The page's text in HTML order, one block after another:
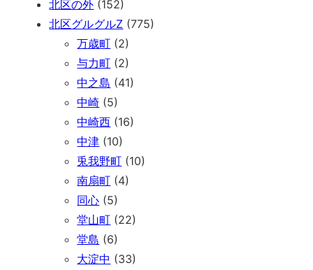
北区の外 (152)
北区グルグルZ (775)
万歳町 (2)
与力町 (2)
中之島 (41)
中崎 (5)
中崎西 (16)
中津 (10)
兎我野町 (10)
南扇町 (4)
同心 (5)
堂山町 (22)
堂島 (6)
大淀中 (33)